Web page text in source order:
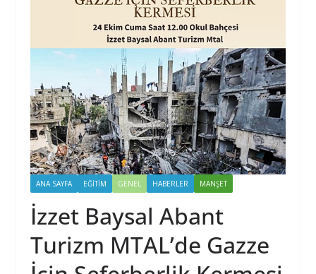
ANA SAYFA EĞİTİM GENEL HABERLER MANŞET
İzzet Baysal Abant
Turizm MTAL’de Gazze